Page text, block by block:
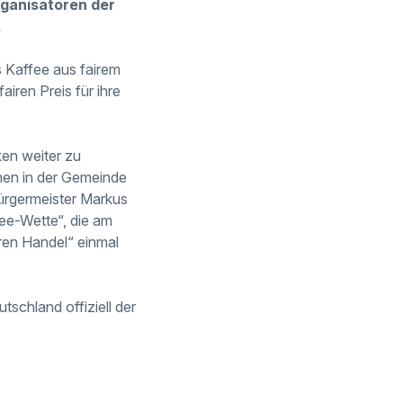
der
Kaffee aus fairem
Preis für ihre
weiter zu
in der Gemeinde
Markus
Wette“, die am
Handel“ einmal
offiziell der